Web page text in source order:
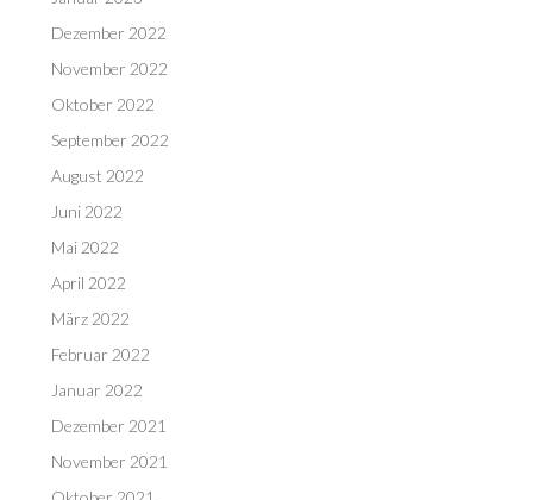
Dezember 2022
November 2022
Oktober 2022
September 2022
August 2022
Juni 2022
Mai 2022
April 2022
März 2022
Februar 2022
Januar 2022
Dezember 2021
November 2021